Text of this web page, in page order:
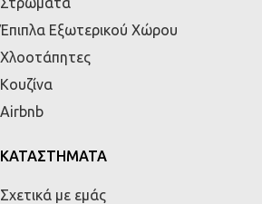
Έπιπλα Εξωτερικού Χώρου
Χλοοτάπητες
Κουζίνα
Airbnb
ΚΑΤΑΣΤΗΜΑΤΑ
Σχετικά με εμάς